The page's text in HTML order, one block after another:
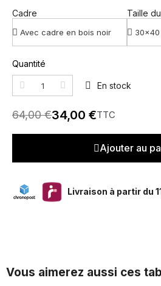
Cadre Taille
Quantité
En stock
64,00 €34,00 €TTC
Ajouter au
Livraison à partir du
Vous aimerez aussi ces